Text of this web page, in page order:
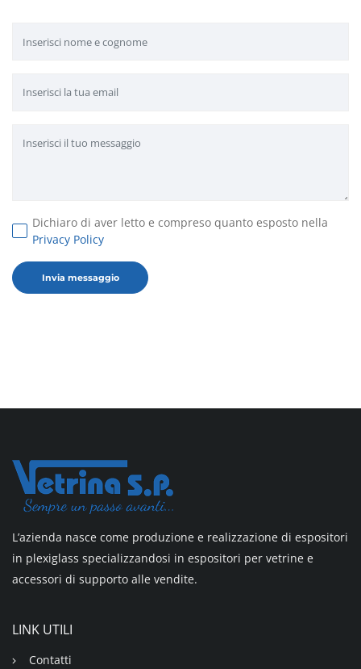
Dichiaro di aver letto e compreso quanto esposto nella
Privacy Policy
L’azienda nasce come produzione e realizzazione di espositori
in plexiglass specializzandosi in espositori per vetrine e
accessori di supporto alle vendite.
LINK UTILI
Contatti